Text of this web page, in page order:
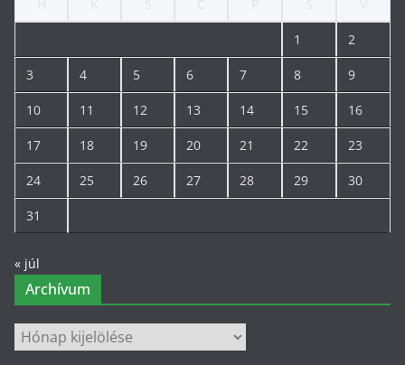
1 2
3 4 5 6 7 8 9
10 11 12 13 14 15 16
17 18 19 20 21 22 23
24 25 26 27 28 29 30
31
« júl
Archívum
Archívum